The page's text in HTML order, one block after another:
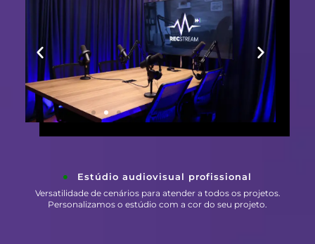
Estúdio audiovisual profissional
Versatilidade de cenários para atender a todos os projetos.
Personalizamos o estúdio com a cor do seu projeto.